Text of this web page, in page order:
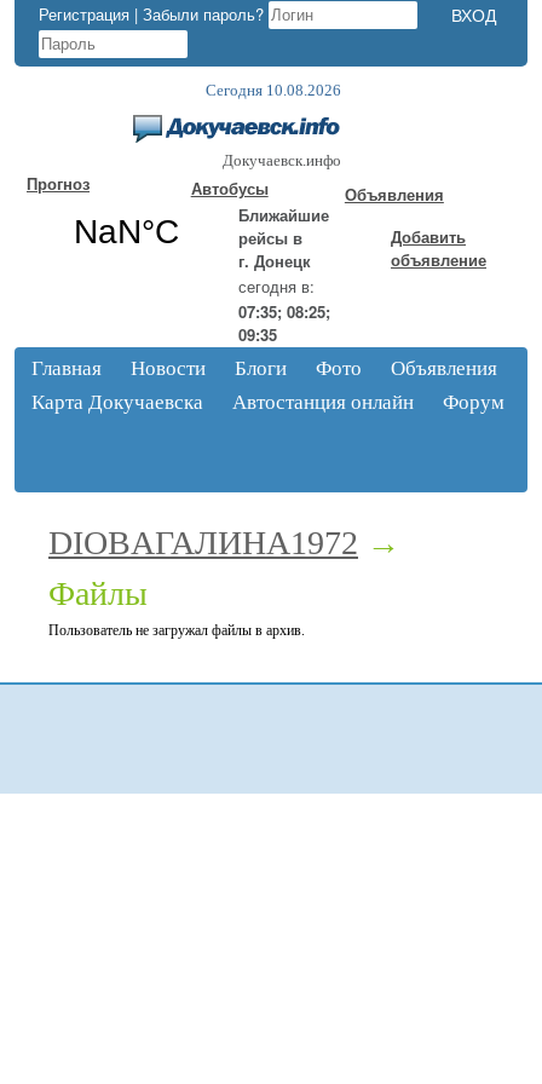
Регистрация | Забыли пароль?
Сегодня 10.08.2026
Докучаевск.инфо
Прогноз
Автобусы
Ближайшие
рейсы в
г. Донецк
сегодня в:
07:35; 08:25;
09:35
Объявления
Добавить
объявление
Главная Новости Блоги Фото
Объявления
Карта Докучаевска
Автостанция онлайн Форум
DIOBAГАЛИНА1972 →
Файлы
Пользователь не загружал файлы в архив.